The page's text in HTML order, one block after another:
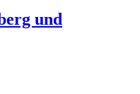
und